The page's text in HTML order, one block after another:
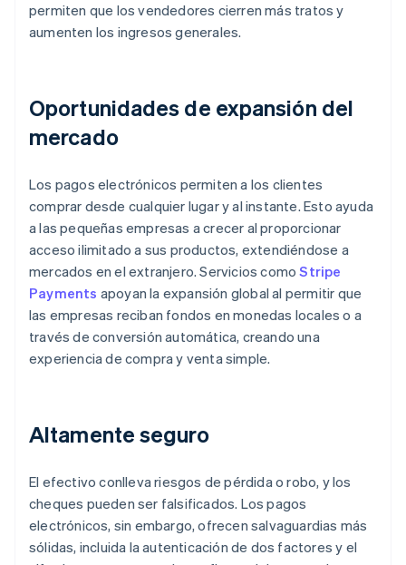
permiten que los vendedores cierren más tratos y
aumenten los ingresos generales.
Oportunidades de expansión del
mercado
Los pagos electrónicos permiten a los clientes
comprar desde cualquier lugar y al instante. Esto ayuda
a las pequeñas empresas a crecer al proporcionar
acceso ilimitado a sus productos, extendiéndose a
mercados en el extranjero. Servicios comoStripe
Payments apoyan la expansión global al permitir que
las empresas reciban fondos en monedas locales o a
través de conversión automática, creando una
experiencia de compra y venta simple.
Altamente seguro
El efectivo conlleva riesgos de pérdida o robo, y los
cheques pueden ser falsificados. Los pagos
electrónicos, sin embargo, ofrecen salvaguardias más
sólidas, incluida la autenticación de dos factores y el